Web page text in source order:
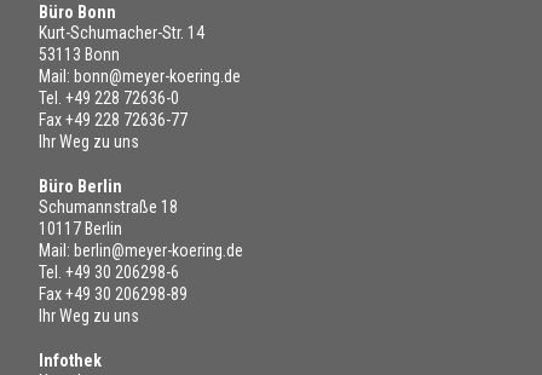
Büro Bonn
Kurt-Schumacher-Str. 14
53113 Bonn
Mail: bonn@meyer-koering.de
Tel. +49 228 72636-0
Fax +49 228 72636-77
Ihr Weg zu uns
Büro Berlin
Schumannstraße 18
10117 Berlin
Mail: berlin@meyer-koering.de
Tel. +49 30 206298-6
Fax +49 30 206298-89
Ihr Weg zu uns
Infothek